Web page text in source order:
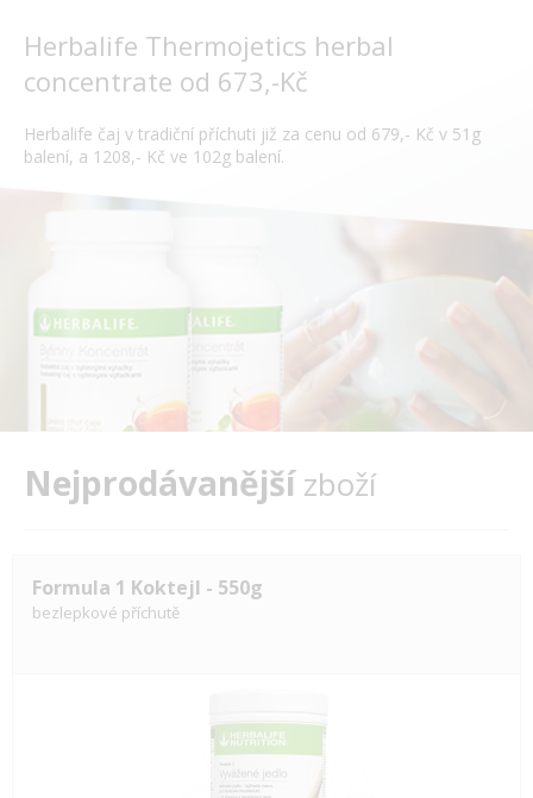
Herbalife Thermojetics herbal
concentrate od 673,-Kč
Herbalife čaj v tradiční příchuti již za cenu od 679,- Kč v 51g
balení, a 1208,- Kč ve 102g balení.
Nejprodávanějšízboží
Formula 1 Koktejl - 550g
bezlepkové příchutě